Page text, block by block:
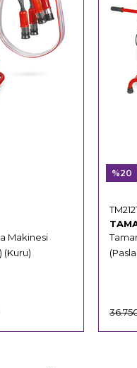
Makinesi
(Kuru)
TM2121
%20